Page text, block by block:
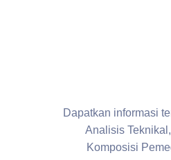
Dapatkan informasi
Analisis
Komposisi